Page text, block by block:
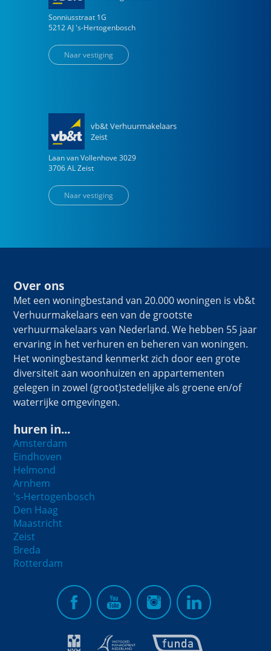
Sonniusstraat 1G
5212 AJ 's-Hertogenbosch
Naar vestiging
vb&t Verhuurmakelaars
Zeist
Laan van Vollenhove 3029
3706 AL Zeist
Naar vestiging
Over ons
Met een woningbestand van 20.000 woningen is vb&t
Verhuurmakelaars een van de grootste
verhuurmakelaars van Nederland. We hebben 55 jaar
ervaring in het verhuren en beheren van woningen.
Het woningbestand kenmerkt zich door een grote
diversiteit aan woonhuizen en appartementen
gelegen in zowel (groot)stedelijke als groene en/of
waterrijke omgevingen.
huren in...
Amsterdam
Eindhoven
Helmond
Arnhem
's-Hertogenbosch
Den Haag
Maastricht
Zeist
Breda
Rotterdam